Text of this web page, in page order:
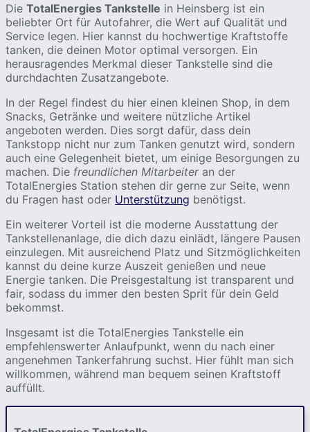
Die TotalEnergies Tankstelle in Heinsberg ist ein
beliebter Ort für Autofahrer, die Wert auf Qualität und
Service legen. Hier kannst du hochwertige Kraftstoffe
tanken, die deinen Motor optimal versorgen. Ein
herausragendes Merkmal dieser Tankstelle sind die
durchdachten Zusatzangebote.
In der Regel findest du hier einen kleinen Shop, in dem
Snacks, Getränke und weitere nützliche Artikel
angeboten werden. Dies sorgt dafür, dass dein
Tankstopp nicht nur zum Tanken genutzt wird, sondern
auch eine Gelegenheit bietet, um einige Besorgungen zu
machen. Die freundlichen Mitarbeiteran der
TotalEnergies Station stehen dir gerne zur Seite, wenn
du Fragen hast oder Unterstützung benötigst.
Ein weiterer Vorteil ist die moderne Ausstattung der
Tankstellenanlage, die dich dazu einlädt, längere Pausen
einzulegen. Mit ausreichend Platz und Sitzmöglichkeiten
kannst du deine kurze Auszeit genießen und neue
Energie tanken. Die Preisgestaltung ist transparent und
fair, sodass du immer den besten Sprit für dein Geld
bekommst.
Insgesamt ist die TotalEnergies Tankstelle ein
empfehlenswerter Anlaufpunkt, wenn du nach einer
angenehmen Tankerfahrung suchst. Hier fühlt man sich
willkommen, während man bequem seinen Kraftstoff
auffüllt.